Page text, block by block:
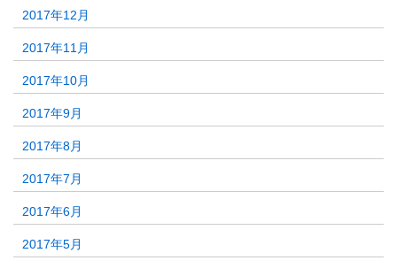
2017年12月
2017年11月
2017年10月
2017年9月
2017年8月
2017年7月
2017年6月
2017年5月